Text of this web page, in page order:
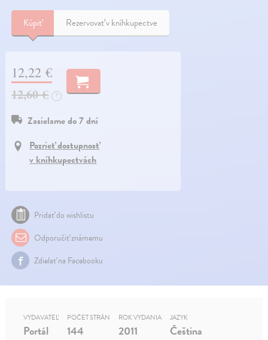
Kúpiť Rezervovať v kníhkupectve
12,22 €
12,60 € ?
Zasielame do 7 dní
Pozrieť dostupnosť
v kníhkupectvách
Pridať do wishlistu
Odporučiť známemu
Zdielať na Facebooku
VYDAVATEĽ
Portál
POČET STRÁN
144
ROK VYDANIA
2011
JAZYK
Čeština